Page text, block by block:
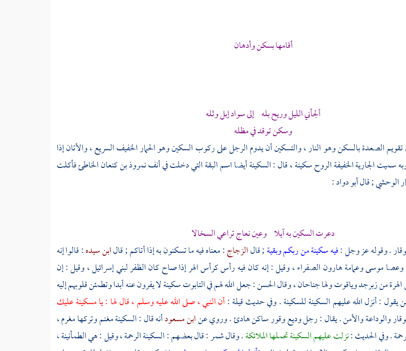
أقامها بسكن وأدهان
ألجأني الليل وريح بله إلى سواد إبل وثله
وسكن توقد في مظله
الصعدة بالسكن وهو النار ، والتسكين أن يدوم الرجل على ركوب السكين وهو الحمار الخفيف السريع ، والأتان إذا
سميت الجارية الخفيفة الروح سكينة ، قال : السكينة أيضا اسم البقة التي دخلت في أنفنمروذ بن كنعانالخاطئ فأكلت
الوحشي ; قالأبو دواد:
دعرت السكين به آيلا وعين نعاج تراعي السخالا
. وقوله عز وجل :فيه سكينة من ربكم وبقية; قالالزجاج: معناه فيه ما تسكنون به إذا أتاكم ; قالابن سيده: قالوا إنه
وعصاموسىوعمامةهارونالصفراء ، وقيل : إنه كان فيه رأس كرأس الهر إذا صاح كان الظفرلبني إسرائيل، وقيل : إن
من زبرجد وياقوت ولها جناحان ، وقالالحسن: جعل الله لهم في التابوت سكينة لا يفرون عنه أبدا وتطمئن قلوبهم إليه
: أنزل الله عليهم السكينة للسكينة . وفي حديثقيلة:أن النبي ، صلى الله عليه وسلم ، قال لها : يا مسكينة عليك
والوداعة والأمن . يقال : رجل وديع وقور ساكن هادئ . وروي عنابن مسعودأنه قال : السكينة مغنم وتركها مغرم ،
. وفي الحديث :نزلت عليهم السكينة تحملها الملائكة. وقالشمر: قال بعضهم : السكينة الرحمة ، وقيل : هي الطمأنينة ،